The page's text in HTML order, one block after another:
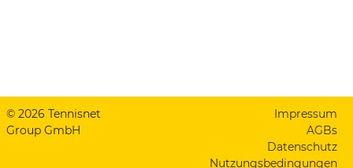
© 2026 Tennisnet
Group GmbH
Impressum
AGBs
Datenschutz
Nutzungsbedingungen